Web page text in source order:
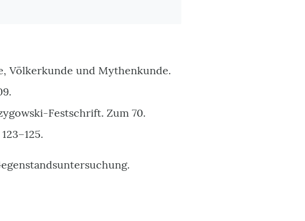
Völkerkunde und Mythenkunde.
Festschrift. Zum 70.